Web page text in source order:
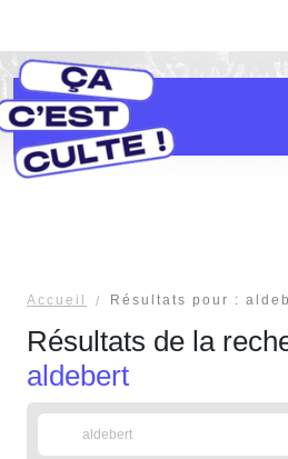
Accueil Résultats pour :
Résultats de la
aldebert